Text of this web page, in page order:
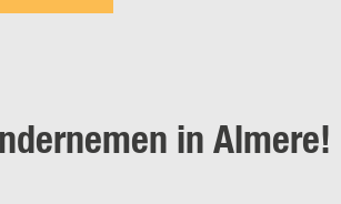
in Almere!